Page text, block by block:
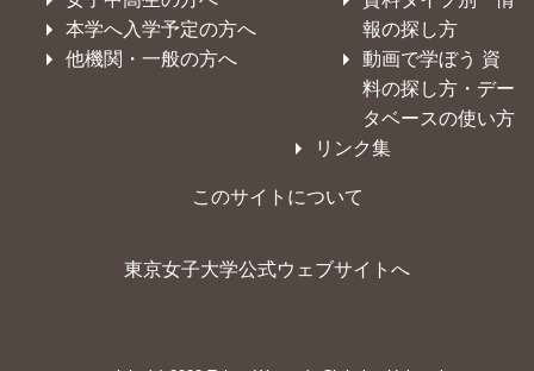
本学へ入学予定の方へ
他機関・一般の方へ
報の探し方
動画で学ぼう 資
料の探し方・デー
タベースの使い方
リンク集
このサイトについて
東京女子大学公式ウェブサイトへ